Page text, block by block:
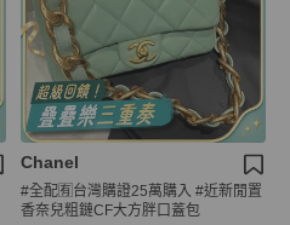
Chanel
#全配🈶台灣購證25萬購入 #近新閒置
香奈兒粗鏈CF大方胖口蓋包